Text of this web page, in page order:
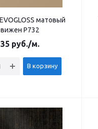
матовый
вижен Р732
35руб./м.
В корзину